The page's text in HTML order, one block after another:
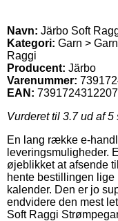
Navn: Järbo Soft
Kategori: Garn >
Raggi
Producent: Järbo
Varenummer:
EAN: 7391724312207
Vurderet til 3.7ud af 5
En lang række e-
leveringsmuligheder.
øjeblikket at afsende
hente bestillingen
kalender. Den er jo
endvidere den mest
Soft Raggi